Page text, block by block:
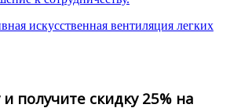
получите скидку 25% на